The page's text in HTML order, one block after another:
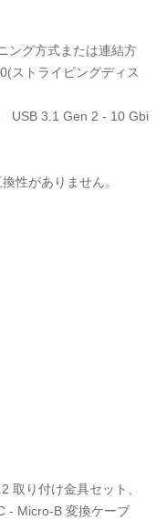
ング方式または連結方
ストライピングディス
USB 3.1 Gen 2 - 10 Gbi
性がありません。
取り付け金具セット、
- Micro-B 変換ケーブ